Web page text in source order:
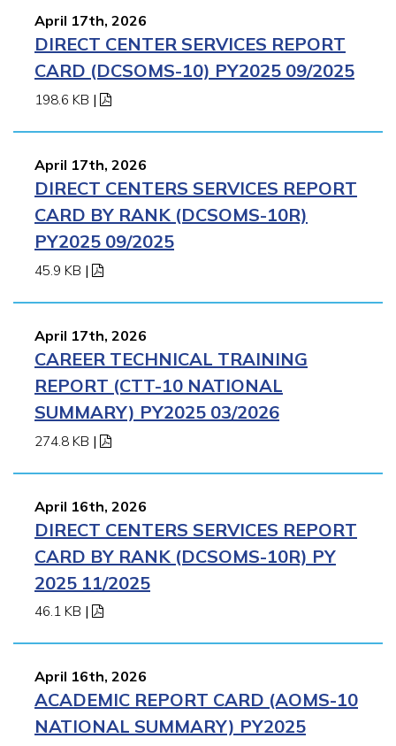
April 17th, 2026
DIRECT CENTER SERVICES REPORT
CARD (DCSOMS-10) PY2025 09/2025
198.6 KB |
April 17th, 2026
DIRECT CENTERS SERVICES REPORT
CARD BY RANK (DCSOMS-10R)
PY2025 09/2025
45.9 KB |
April 17th, 2026
CAREER TECHNICAL TRAINING
REPORT (CTT-10 NATIONAL
SUMMARY) PY2025 03/2026
274.8 KB |
April 16th, 2026
DIRECT CENTERS SERVICES REPORT
CARD BY RANK (DCSOMS-10R) PY
2025 11/2025
46.1 KB |
April 16th, 2026
ACADEMIC REPORT CARD (AOMS-10
NATIONAL SUMMARY) PY2025